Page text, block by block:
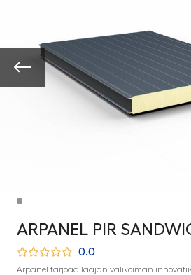
ARPANEL PIR
0.0
Arpanel tarjoaa laajan valikoiman